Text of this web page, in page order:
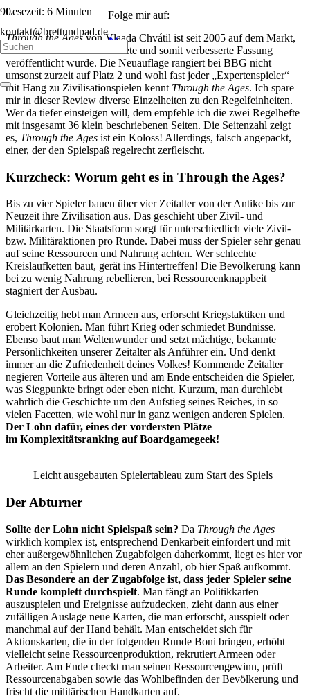
kontakt@brettundpad.de
Folge mir auf:
Lesezeit: 6 Minuten
Through the Agesvon Vlaada Chvátil ist seit 2005 auf dem Markt,
wobei 2015 eine überarbeitete und somit verbesserte Fassung
veröffentlicht wurde. Die Neuauflage rangiert bei BBG nicht
umsonst zurzeit auf Platz 2 und wohl fast jeder „Expertenspieler“
mit Hang zu Zivilisationspielen kennt Through the Ages. Ich spare
mir in dieser Review diverse Einzelheiten zu den Regelfeinheiten.
Wer da tiefer einsteigen will, dem empfehle ich die zwei Regelhefte
mit insgesamt 36 klein beschriebenen Seiten. Die Seitenzahl zeigt
es, Through the Ages ist ein Koloss! Allerdings, falsch angepackt,
einer, der den Spielspaß regelrecht zerfleischt.
Kurzcheck: Worum geht es in Through the Ages?
Bis zu vier Spieler bauen über vier Zeitalter von der Antike bis zur
Neuzeit ihre Zivilisation aus. Das geschieht über Zivil- und
Militärkarten. Die Staatsform sorgt für unterschiedlich viele Zivil-
bzw. Militäraktionen pro Runde. Dabei muss der Spieler sehr genau
auf seine Ressourcen und Nahrung achten. Wer schlechte
Kreislaufketten baut, gerät ins Hintertreffen! Die Bevölkerung kann
bei zu wenig Nahrung rebellieren, bei Ressourcenknappbeit
stagniert der Ausbau.
Gleichzeitig hebt man Armeen aus, erforscht Kriegstaktiken und
erobert Kolonien. Man führt Krieg oder schmiedet Bündnisse.
Ebenso baut man Weltenwunder und setzt mächtige, bekannte
Persönlichkeiten unserer Zeitalter als Anführer ein. Und denkt
immer an die Zufriedenheit deines Volkes! Kommende Zeitalter
negieren Vorteile aus älteren und am Ende entscheiden die Spieler,
was Siegpunkte bringt oder eben nicht. Kurzum, man durchlebt
wahrlich die Geschichte um den Aufstieg seines Reiches, in so
vielen Facetten, wie wohl nur in ganz wenigen anderen Spielen.
Der Lohn dafür, eines der vordersten Plätze
im Komplexitätsranking auf Boardgamegeek!
Leicht ausgebauten Spielertableau zum Start des Spiels
Der Abturner
Sollte der Lohn nicht Spielspaß sein? Da Through the Ages
wirklich komplex ist, entsprechend Denkarbeit einfordert und mit
eher außergewöhnlichen Zugabfolgen daherkommt, liegt es hier vor
allem an den Spielern und deren Anzahl, ob hier Spaß aufkommt.
Das Besondere an der Zugabfolge ist, dass jeder Spieler seine
Runde komplett durchspielt. Man fängt an Politikkarten
auszuspielen und Ereignisse aufzudecken, zieht dann aus einer
zufälligen Auslage neue Karten, die man erforscht, ausspielt oder
manchmal auf der Hand behält. Man entscheidet sich für
Aktionskarten, die in der folgenden Runde Boni bringen, erhöht
vielleicht seine Ressourcenproduktion, rekrutiert Armeen oder
Arbeiter. Am Ende checkt man seinen Ressourcengewinn, prüft
Ressourcenabgaben sowie das Wohlbefinden der Bevölkerung und
frischt die militärischen Handkarten auf.